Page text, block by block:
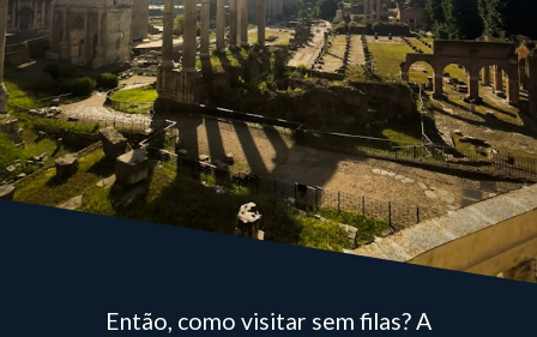
Então, como visitar sem filas? A